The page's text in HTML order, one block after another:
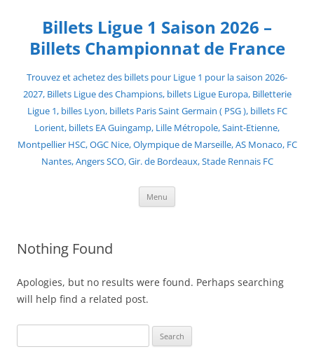
contentBillets Ligue 1 Saison 2026 –
Billets Championnat de France
Trouvez et achetez des billets pour Ligue 1 pour la saison 2026-
2027, Billets Ligue des Champions, billets Ligue Europa, Billetterie
Ligue 1, billes Lyon, billets Paris Saint Germain ( PSG ), billets FC
Lorient, billets EA Guingamp, Lille Métropole, Saint-Etienne,
Montpellier HSC, OGC Nice, Olympique de Marseille, AS Monaco, FC
Nantes, Angers SCO, Gir. de Bordeaux, Stade Rennais FC
Menu
Nothing Found
Apologies, but no results were found. Perhaps searching
will help find a related post.
for: